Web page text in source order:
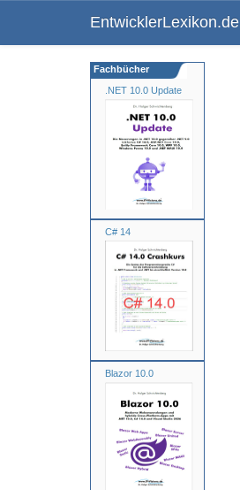
EntwicklerLexikon.de
.NET 10.0 Update
C# 14
Blazor 10.0
Fachbücher